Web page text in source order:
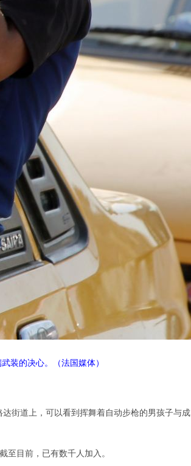
装的决心。（法国媒体）
街道上，可以看到挥舞着自动步枪的男孩子与成
至目前，已有数千人加入。